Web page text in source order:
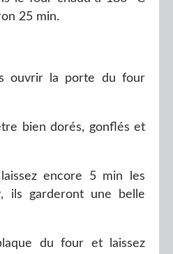
25 min.
ouvrir la porte du four
bien dorés, gonflés et
encore 5 min les
ils garderont une belle
du four et laissez